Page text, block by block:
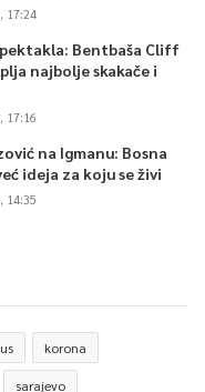
17:24
Bentbaša Cliff
najbolje skakače i
17:16
na Igmanu: Bosna
ideja za koju se živi
14:35
korona
sarajevo